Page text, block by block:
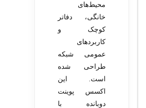
محیط‌های
خانگی، دفاتر
کوچک و
کاربردهای
عمومی شبکه
طراحی شده
است. این
اکسس پوینت
دوبانده با